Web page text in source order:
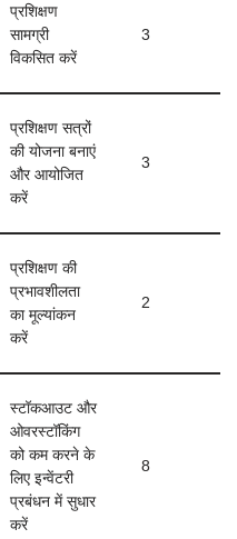
प्रशिक्षण
सामग्री
विकसित करें
3
प्रशिक्षण सत्रों
की योजना बनाएं
और आयोजित
करें
3
प्रशिक्षण की
प्रभावशीलता
का मूल्यांकन
करें
2
स्टॉकआउट और
ओवरस्टॉकिंग
को कम करने के
लिए इन्वेंटरी
प्रबंधन में सुधार
करें
8